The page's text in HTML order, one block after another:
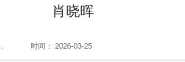
肖晓晖
究一室 时间： 2026-03-25